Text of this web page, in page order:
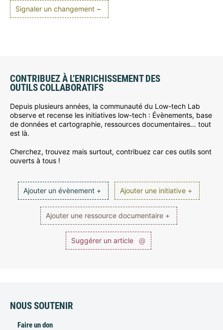
Signaler un changement ~
CONTRIBUEZ À L’ENRICHISSEMENT DES
OUTILS COLLABORATIFS
Depuis plusieurs années, la communauté du Low-tech Lab
observe et recense les initiatives low-tech : Évènements, base
de données et cartographie, ressources documentaires… tout
est là.
Cherchez, trouvez mais surtout, contribuez car ces outils sont
ouverts à tous !
Ajouter un évènement + Ajouter une initiative +
Ajouter une ressource documentaire +
Suggérer un article @
NOUS SOUTENIR
Faire un don